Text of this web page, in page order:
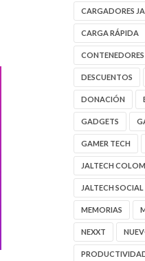
CARGADORES
CARGA RÁPIDA
CONTENEDORES
DESCUENTOS
DONACIÓN
GADGETS
GAMER TECH
JALTECH
JALTECH SOCIAL
MEMORIAS
NEXXT